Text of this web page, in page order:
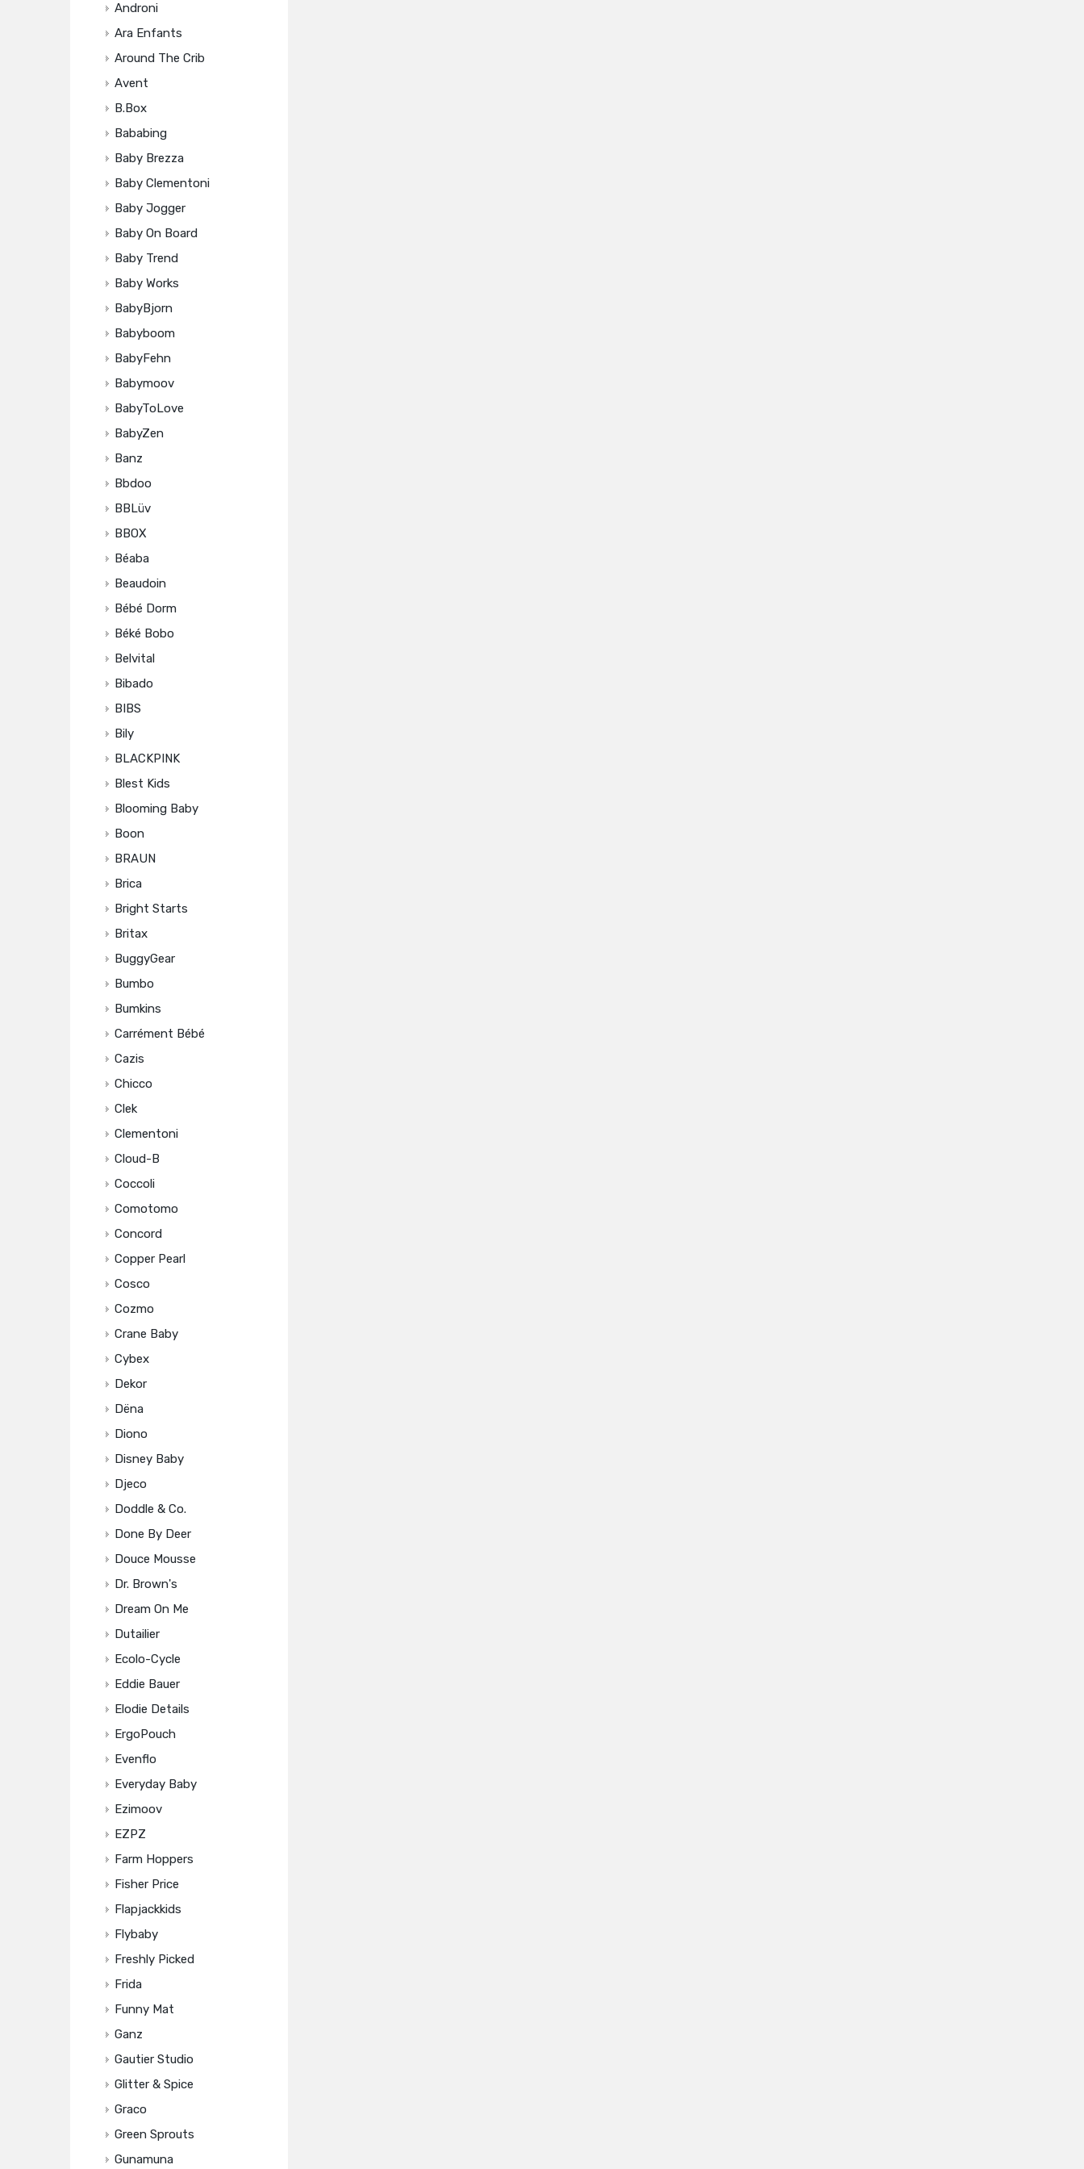
Androni
Ara Enfants
Around The Crib
Avent
B.box
Bababing
Baby Brezza
Baby Clementoni
Baby Jogger
Baby On Board
Baby Trend
Baby Works
BabyBjorn
Babyboom
BabyFehn
Babymoov
BabyToLove
BabyZen
Banz
Bbdoo
BBLüv
BBOX
Béaba
Beaudoin
Bébé Dorm
Béké Bobo
Belvital
Bibado
BIBS
Bily
BLACKPINK
Blest Kids
Blooming Baby
Boon
BRAUN
Brica
Bright Starts
Britax
BuggyGear
Bumbo
Bumkins
Carrément Bébé
Cazis
Chicco
Clek
Clementoni
Cloud-B
Coccoli
Comotomo
Concord
Copper Pearl
Cosco
Cozmo
Crane Baby
Cybex
Dekor
Dëna
Diono
Disney Baby
Djeco
Doddle & Co.
Done By Deer
Douce Mousse
Dr. Brown's
Dream On Me
Dutailier
Ecolo-Cycle
Eddie Bauer
Elodie Details
ErgoPouch
Evenflo
Everyday Baby
Ezimoov
EZPZ
Farm Hoppers
Fisher Price
Flapjackkids
Flybaby
Freshly Picked
Frida
Funny Mat
Ganz
Gautier Studio
Glitter & Spice
Graco
Green Sprouts
Gunamuna